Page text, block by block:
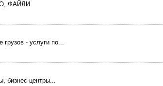
ФАЙЛИ
- услуги по...
бизнес-центры...